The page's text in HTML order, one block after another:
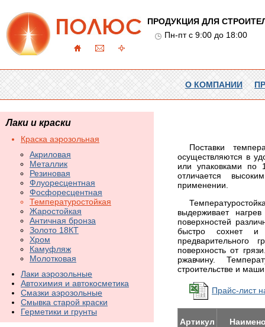
ПРОДУКЦИЯ ДЛЯ
Пн-пт с 9:00 до 18:00
О КОМПАНИИ
Лаки и краски
Краска аэрозольная
Акриловая
Металлик
Резиновая
Флуоресцентная
Фосфоресцентная
Температуростойкая
Жаростойкая
Античная бронза
Золото 18КТ
Хром
Камуфляж
Молотковая
Лаки аэрозольные
Автохимия и автокосметика
Смазки аэрозольные
Смывка старой краски
Герметики и грунты
Поставки
осуществляются в
или упаковками по
отличается
применении.
выдерживает
поверхностей
быстро сохнет и
предварительного
поверхность от
ржавчину.
строительстве и
Прайс-лист
Артикул